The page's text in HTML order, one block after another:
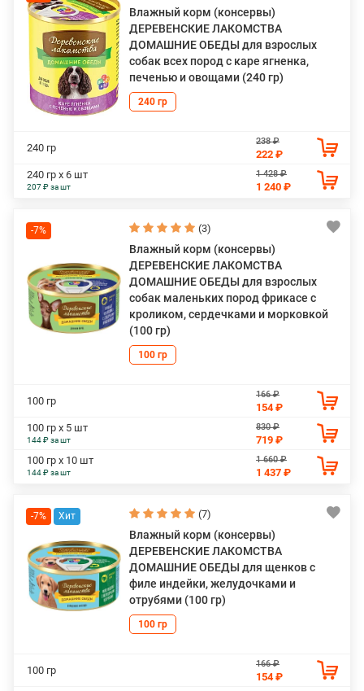
Влажный корм (консервы)
ДЕРЕВЕНСКИЕ ЛАКОМСТВА
ДОМАШНИЕ ОБЕДЫ для взрослых
собак всех пород с каре ягненка,
печенью и овощами (240 гр)
240 гр
240 гр
238 ₽
222 ₽
240 гр х 6 шт
207 ₽ за шт
1 428 ₽
1 240 ₽
-7% (3)
Влажный корм (консервы)
ДЕРЕВЕНСКИЕ ЛАКОМСТВА
ДОМАШНИЕ ОБЕДЫ для взрослых
собак маленьких пород фрикасе с
кроликом, сердечками и морковкой
(100 гр)
100 гр
100 гр
166 ₽
154 ₽
100 гр х 5 шт
144 ₽ за шт
830 ₽
719 ₽
100 гр х 10 шт
144 ₽ за шт
1 660 ₽
1 437 ₽
-7% (7)
Влажный корм (консервы)
ДЕРЕВЕНСКИЕ ЛАКОМСТВА
ДОМАШНИЕ ОБЕДЫ для щенков с
филе индейки, желудочками и
отрубями (100 гр)
100 гр
100 гр
166 ₽
154 ₽